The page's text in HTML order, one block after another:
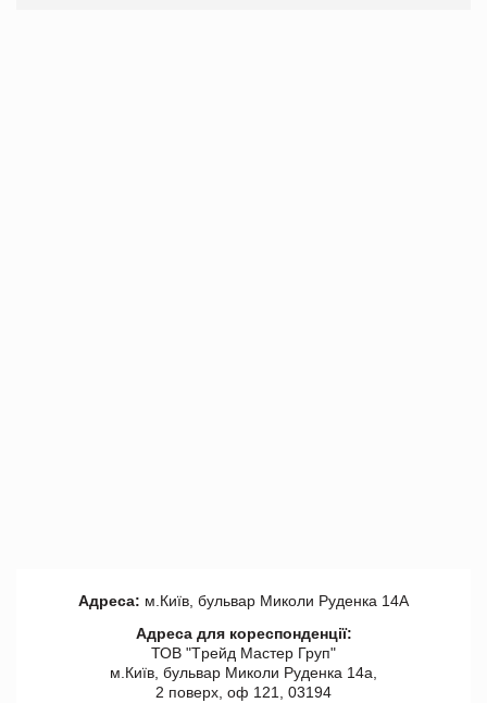
Адреса: м.Київ, бульвар Миколи Руденка 14А
Адреса для кореспонденції:
ТОВ "Tрейд Мастер Груп"
м.Київ, бульвар Миколи Руденка 14а,
2 поверх, оф 121, 03194